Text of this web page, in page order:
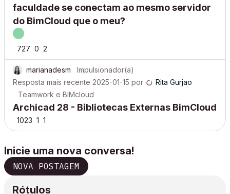
faculdade se conectam ao mesmo servidor
do BimCloud que o meu?
727 0 2
marianadesm
Impulsionador(a)
Resposta mais recente 2025-01-15 por
Rita Gurjao
Teamwork e BIMcloud
Archicad 28 - Bibliotecas Externas BimCloud
1023 1 1
Inicie uma nova conversa!
NOVA POSTAGEM
Rótulos